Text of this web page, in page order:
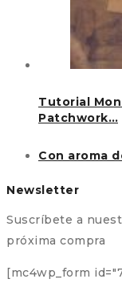
Tutorial
Patchwork…
Con aroma
Newsletter
Suscríbete a
próxima compra
[mc4wp_form